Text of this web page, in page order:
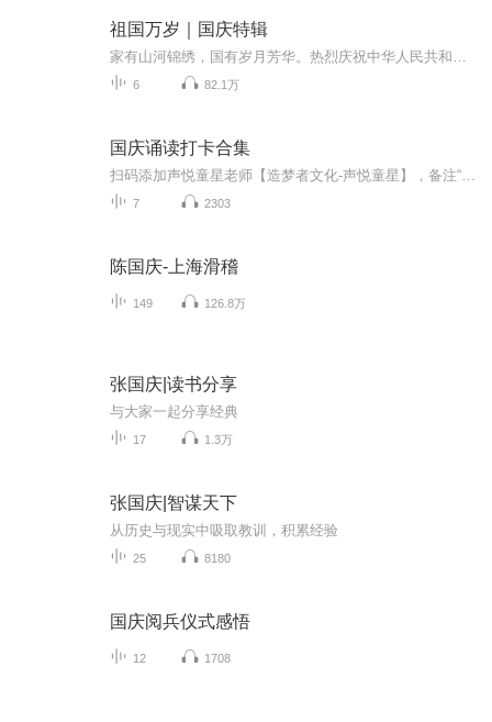
祖国万岁｜国庆特辑
6 82.1万
国庆诵读打卡合集
7 2303
陈国庆-上海滑稽
149 126.8万
张国庆|读书分享
与大家一起分享经典
17 1.3万
张国庆|智谋天下
从历史与现实中吸取教训，积累经验
25 8180
国庆阅兵仪式感悟
12 1708